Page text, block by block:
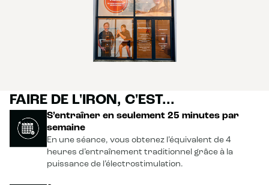
FAIRE DE L'IRON, C'EST...
S’entraîner en seulement 25 minutes par
semaine
En une séance, vous obtenez l’équivalent de 4
heures d’entraînement traditionnel grâce à la
puissance de l’électrostimulation.